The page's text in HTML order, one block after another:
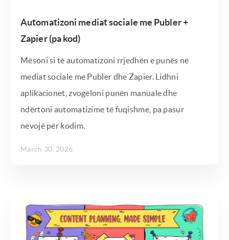
Automatizoni mediat sociale me Publer +
Zapier (pa kod)
Mësoni si të automatizoni rrjedhën e punës në
mediat sociale me Publer dhe Zapier. Lidhni
aplikacionet, zvogëloni punën manuale dhe
ndërtoni automatizime të fuqishme, pa pasur
nevojë për kodim.
March 30, 2026